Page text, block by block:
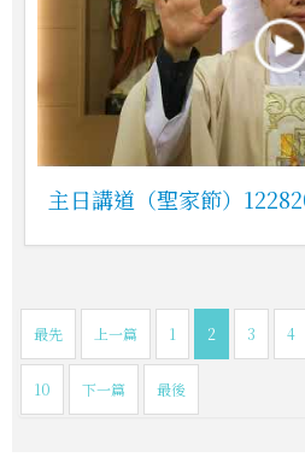
主日講道（聖家節）
最先 上一篇 1 2 3 4
10 下一篇 最後